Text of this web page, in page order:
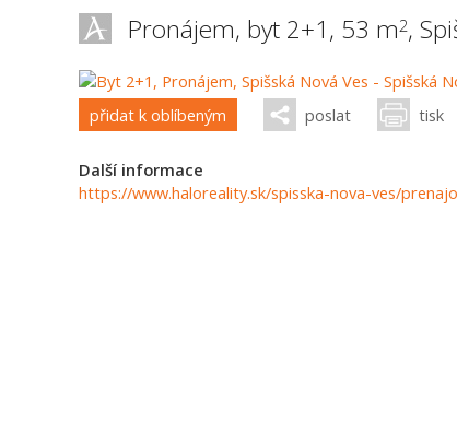
Pronájem, byt 2+1, 53 m2,
přidat k oblíbeným poslat tisk
Další informace